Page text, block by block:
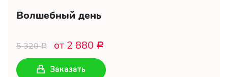
Волшебный день
5 320Р от 2 880 Р
Заказать